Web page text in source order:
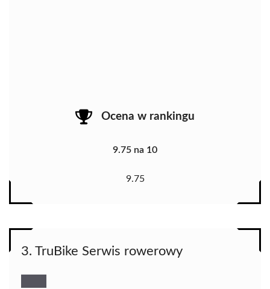
Ocena w rankingu
9.75 na 10
9.75
3. TruBike Serwis rowerowy